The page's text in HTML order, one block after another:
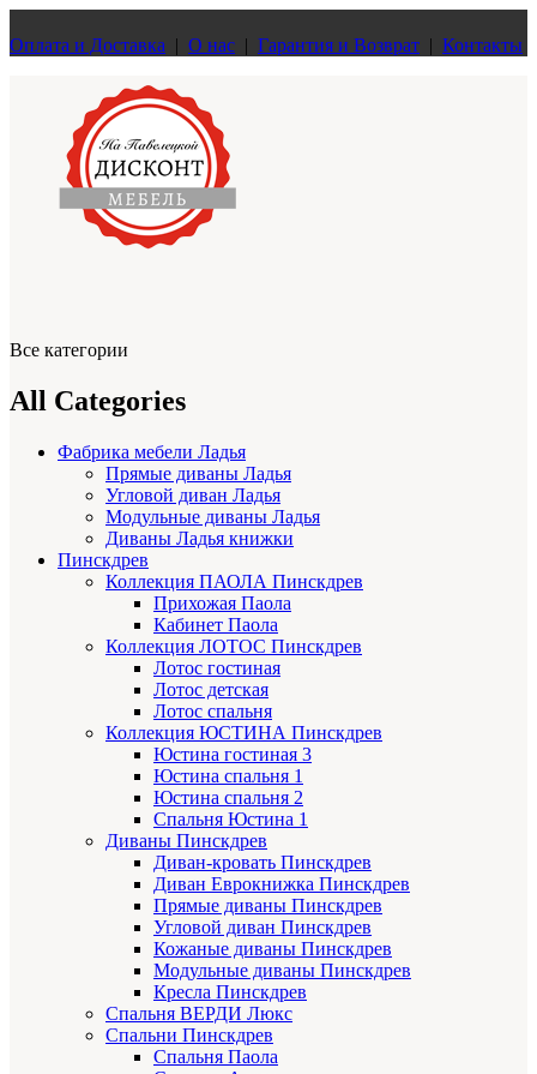
Оплата и Доставка | О нас | Гарантия и Возврат | Контакты
Все категории
All Categories
Фабрика мебели Ладья
Прямые диваны Ладья
Угловой диван Ладья
Модульные диваны Ладья
Диваны Ладья книжки
Пинскдрев
Коллекция ПАОЛА Пинскдрев
Прихожая Паола
Кабинет Паола
Коллекция ЛОТОС Пинскдрев
Лотос гостиная
Лотос детская
Лотос спальня
Коллекция ЮСТИНА Пинскдрев
Юстина гостиная 3
Юстина спальня 1
Юстина спальня 2
Спальня Юстина 1
Диваны Пинскдрев
Диван-кровать Пинскдрев
Диван Еврокнижка Пинскдрев
Прямые диваны Пинскдрев
Угловой диван Пинскдрев
Кожаные диваны Пинскдрев
Модульные диваны Пинскдрев
Кресла Пинскдрев
Спальня ВЕРДИ Люкс
Спальни Пинскдрев
Спальня Паола